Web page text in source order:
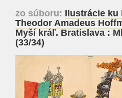
zo súboru: Ilustrácie ku
Theodor Amadeus
Myší kráľ. Bratislava :
(33/34)